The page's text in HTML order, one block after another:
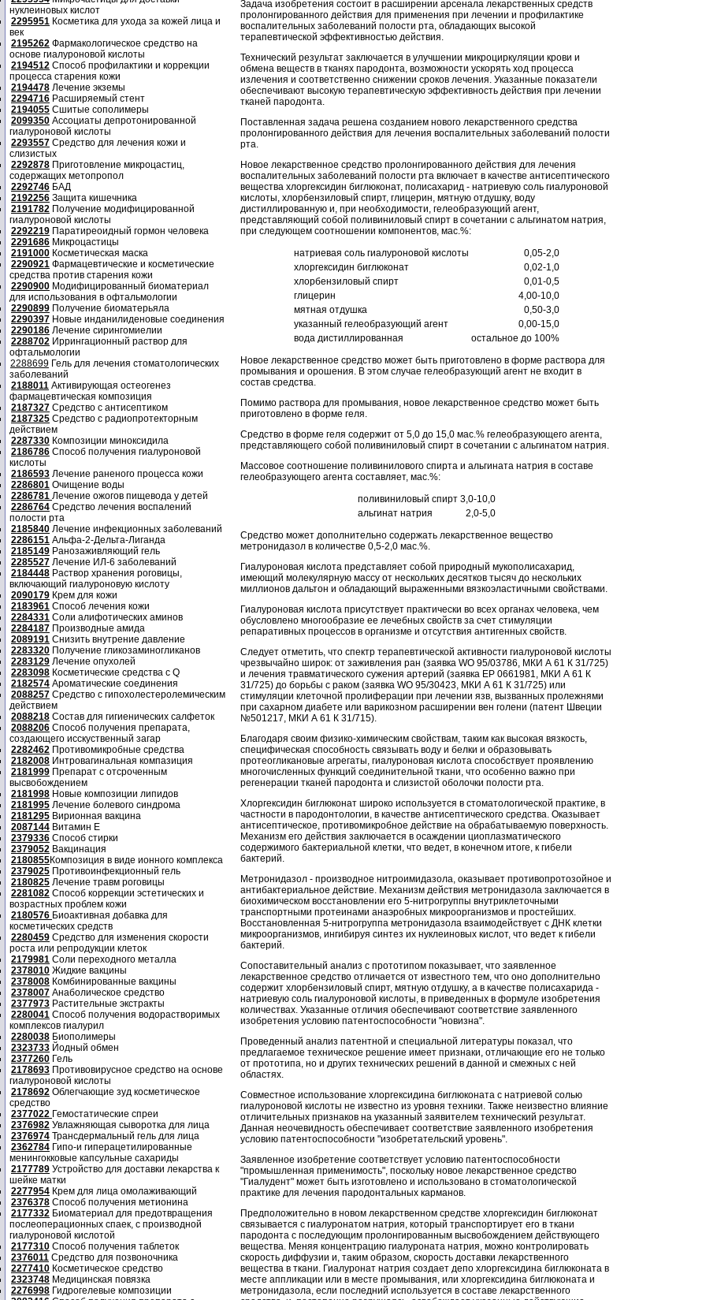
нуклеиновых кислот
2295951 Косметика для ухода за кожей лица и
век
2195262 Фармакологическое средство на
основе гиалуроновой кислоты
2194512 Способ профилактики и коррекции
процесса старения кожи
2194478 Лечение экземы
2294716 Расширяемый стент
2194055 Сшитые сополимеры
2099350 Ассоциаты депротонированной
гиалуроновой кислоты
2293557 Средство для лечения кожи и
слизистых
2292878 Приготовление микроцастиц,
содержащих метопропол
2292746 БАД
2192256 Защита кишечника
2191782 Получение модифицированной
гиалуроновой кислоты
2292219 Паратиреоидный гормон человека
2291686 Микроцастицы
2191000 Косметическая маска
2290921 Фармацевтические и косметические
средства против старения кожи
2290900 Модифицированный биоматериал
для использования в офтальмологии
2290899 Получение биоматерьяла
2290397 Новые инданилиденовые соединения
2290186 Лечение сирингомиелии
2288702 Иррингационный раствор для
офтальмологии
2288699 Гель для лечения стоматологических
заболеваний
2188011 Активирующая остеогенез
фармацевтическая композиция
2187327 Средство с антисептиком
2187325 Средство с радиопротекторным
действием
2287330 Композиции миноксидила
2186786 Способ получения гиалуроновой
кислоты
2186593 Лечение раненого процесса кожи
2286801 Очищение воды
2286781 Лечение ожогов пищевода у детей
2286764 Средство лечения воспалений
полости рта
2185840 Лечение инфекционных заболеваний
2286151 Альфа-2-Дельта-Лиганда
2185149 Ранозаживляющий гель
2285527 Лечение ИЛ-6 заболеваний
2184448 Раствор хранения роговицы,
включающий гиалуроновую кислоту
2090179 Крем для кожи
2183961 Способ лечения кожи
2284331 Соли алифотических аминов
2284187 Производные амида
2089191 Снизить внутрение давление
2283320 Получение гликозаминогликанов
2283129 Лечение опухолей
2283098 Косметические средства с Q
2182574 Ароматические соединения
2088257 Средство с гипохолестеролемическим
действием
2088218 Состав для гигиенических салфеток
2088206 Способ получения препарата,
создающего исскуственный загар
2282462 Противомикробные средства
2182008 Интровагинальная компазиция
2181999 Препарат с отсроченным
высвобождением
2181998 Новые композиции липидов
2181995 Лечение болевого синдрома
2181295 Вирионная вакцина
2087144 Витамин Е
2379336 Способ стирки
2379052 Вакцинация
2180855Композиция в виде ионного комплекса
2379025 Противоинфекционный гель
2180825 Лечение травм роговицы
2281082 Способ коррекции эстетических и
возрастных проблем кожи
2180576 Биоактивная добавка для
косметических средств
2280459 Средство для изменения скорости
роста или репродукции клеток
2179981 Соли переходного металла
2378010 Жидкие вакцины
2378008 Комбинированные вакцины
2378007 Анаболическое средство
2377973 Растительные экстракты
2280041 Способ получения водорастворимых
комплексов гиалурил
2280038 Биополимеры
2323733 Йодный обмен
2377260 Гель
2178693 Противовирусное средство на основе
гиалуроновой кислоты
2178692 Облегчающие зуд косметическое
средство
2377022 Гемостатические спреи
2376982 Увлажняющая сыворотка для лица
2376974 Трансдермальный гель для лица
2362784 Гипо-и гиперацетилированные
менингокковые капсульные сахариды
2177789 Устройство для доставки лекарства к
шейке матки
2277954 Крем для лица омолаживающий
2376378 Способ получения метионина
2177332 Биоматериал для предотвращения
послеоперационных спаек, с производной
гиалуроновой кислотой
2177310 Способ получения таблеток
2376011 Средство для позвоночника
2277410 Косметическое средство
2323748 Медицинская повязка
2276998 Гидрогелевые композиции
Задача изобретения состоит в расширении арсенала лекарственных средств
пролонгированного действия для применения при лечении и профилактике
воспалительных заболеваний полости рта, обладающих высокой
терапевтической эффективностью действия.
Технический результат заключается в улучшении микроциркуляции крови и
обмена веществ в тканях пародонта, возможности ускорять ход процесса
излечения и соответственно снижении сроков лечения. Указанные показатели
обеспечивают высокую терапевтическую эффективность действия при лечении
тканей пародонта.
Поставленная задача решена созданием нового лекарственного средства
пролонгированного действия для лечения воспалительных заболеваний полости
рта.
Новое лекарственное средство пролонгированного действия для лечения
воспалительных заболеваний полости рта включает в качестве антисептического
вещества хлоргексидин биглюконат, полисахарид - натриевую соль гиалуроновой
кислоты, хлорбензиловый спирт, глицерин, мятную отдушку, воду
дистиллированную и, при необходимости, гелеобразующий агент,
представляющий собой поливиниловый спирт в сочетании с альгинатом натрия,
при следующем соотношении компонентов, мас.%:
натриевая соль гиалуроновой кислоты
0,05-2,0
хлоргексидин биглюконат
0,02-1,0
хлорбензиловый спирт
0,01-0,5
глицерин
4,00-10,0
мятная отдушка
0,50-3,0
указанный гелеобразующий агент
0,00-15,0
вода дистиллированная
остальное до 100%
Новое лекарственное средство может быть приготовлено в форме раствора для
промывания и орошения. В этом случае гелеобразующий агент не входит в
состав средства.
Помимо раствора для промывания, новое лекарственное средство может быть
приготовлено в форме геля.
Средство в форме геля содержит от 5,0 до 15,0 мас.% гелеобразующего агента,
представляющего собой поливиниловый спирт в сочетании с альгинатом натрия.
Массовое соотношение поливинилового спирта и альгината натрия в составе
гелеобразующего агента составляет, мас.%:
поливиниловый спирт 3,0-10,0
альгинат натрия
2,0-5,0
Средство может дополнительно содержать лекарственное вещество
метронидазол в количестве 0,5-2,0 мас.%.
Гиалуроновая кислота представляет собой природный мукополисахарид,
имеющий молекулярную массу от нескольких десятков тысяч до нескольких
миллионов дальтон и обладающий выраженными вязкоэластичными свойствами.
Гиалуроновая кислота присутствует практически во всех органах человека, чем
обусловлено многообразие ее лечебных свойств за счет стимуляции
репаративных процессов в организме и отсутствия антигенных свойств.
Следует отметить, что спектр терапевтической активности гиалуроновой кислоты
чрезвычайно широк: от заживления ран (заявка WO 95/03786, МКИ А 61 К 31/725)
и лечения травматического сужения артерий (заявка ЕР 0661981, МКИ А 61 К
31/725) до борьбы с раком (заявка WO 95/30423, МКИ А 61 К 31/725) или
стимуляции клеточной пролиферации при лечении язв, вызванных пролежнями
при сахарном диабете или варикозном расширении вен голени (патент Швеции
№501217, МКИ А 61 К 31/715).
Благодаря своим физико-химическим свойствам, таким как высокая вязкость,
специфическая способность связывать воду и белки и образовывать
протеогликановые агрегаты, гиалуроновая кислота способствует проявлению
многочисленных функций соединительной ткани, что особенно важно при
регенерации тканей пародонта и слизистой оболочки полости рта.
Хлоргексидин биглюконат широко используется в стоматологической практике, в
частности в пародонтологии, в качестве антисептического средства. Оказывает
антисептическое, противомикробное действие на обрабатываемую поверхность.
Механизм его действия заключается в осаждении циоплазматического
содержимого бактериальной клетки, что ведет, в конечном итоге, к гибели
бактерий.
Метронидазол - производное нитроимидазола, оказывает противопротозойное и
антибактериальное действие. Механизм действия метронидазола заключается в
биохимическом восстановлении его 5-нитрогруппы внутриклеточными
транспортными протеинами анаэробных микроорганизмов и простейших.
Восстановленная 5-нитрогруппа метронидазола взаимодействует с ДНК клетки
микроорганизмов, ингибируя синтез их нуклеиновых кислот, что ведет к гибели
бактерий.
Сопоставительный анализ с прототипом показывает, что заявленное
лекарственное средство отличается от известного тем, что оно дополнительно
содержит хлорбензиловый спирт, мятную отдушку, а в качестве полисахарида -
натриевую соль гиалуроновой кислоты, в приведенных в формуле изобретения
количествах. Указанные отличия обеспечивают соответствие заявленного
изобретения условию патентоспособности "новизна".
Проведенный анализ патентной и специальной литературы показал, что
предлагаемое техническое решение имеет признаки, отличающие его не только
от прототипа, но и других технических решений в данной и смежных с ней
областях.
Совместное использование хлоргексидина биглюконата с натриевой солью
гиалуроновой кислоты не известно из уровня техники. Также неизвестно влияние
отличительных признаков на указанный заявителем технический результат.
Данная неочевидность обеспечивает соответствие заявленного изобретения
условию патентоспособности "изобретательский уровень".
Заявленное изобретение соответствует условию патентоспособности
"промышленная применимость", поскольку новое лекарственное средство
"Гиалудент" может быть изготовлено и использовано в стоматологической
практике для лечения пародонтальных карманов.
Предположительно в новом лекарственном средстве хлоргексидин биглюконат
связывается с гиалуронатом натрия, который транспортирует его в ткани
пародонта с последующим пролонгированным высвобождением действующего
вещества. Меняя концентрацию гиалуроната натрия, можно контролировать
скорость диффузии и, таким образом, скорость доставки лекарственного
вещества в ткани. Гиалуронат натрия создает депо хлоргексидина биглюконата в
месте аппликации или в месте промывания, или хлоргексидина биглюконата и
метронидазола, если последний используется в составе лекарственного